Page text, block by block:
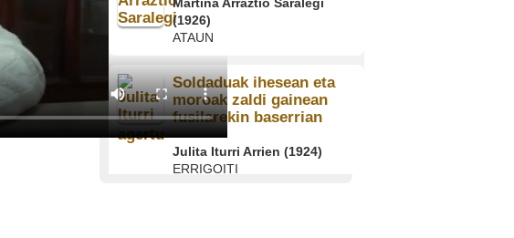
(1926)
ATAUN
Soldaduak ihesean eta
moroak zaldi gainean
fusilarekin baserrian
agertu
Julita Iturri Arrien (1924)
ERRIGOITI